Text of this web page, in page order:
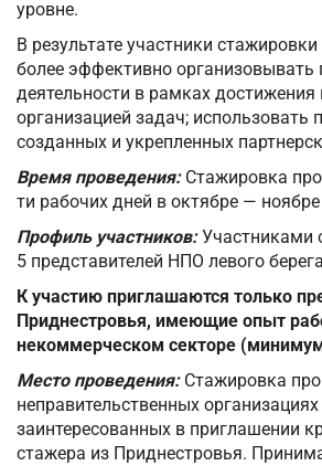
уровне.
В результате участники
более эффективно организовывать
деятельности в рамках достижения
организацией задач; использовать
созданных и укрепленных
Время проведения:Стажировка
ти рабочих дней в октябре — ноябре
Профиль участников:Участниками
5 представителей НПО левого
К участию приглашаются только
Приднестровья, имеющие опыт
некоммерческом секторе
Место проведения:Стажировка
неправительственных
заинтересованных в приглашении
стажера из Приднестровья.